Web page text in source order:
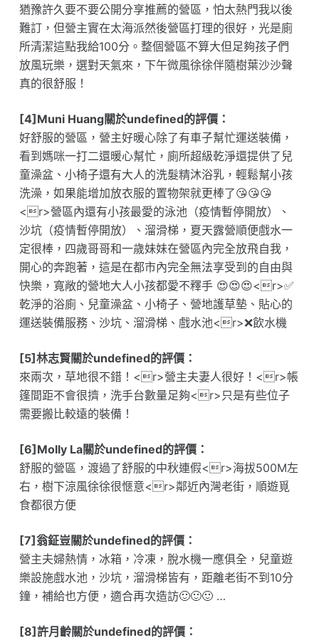
猶豫許久要不要公開分享推薦的營區，怕太熱門我以後
難訂，但營主實在太海派然後營區打理的很好，光是廁
所清潔這點我給100分。整個營區不算大但足夠孩子們
放風玩樂，選對天氣來，下午微風徐徐伴隨樹葉沙沙聲
真的很舒服！
[4]Muni Huang關於undefined的評價：
好舒服的營區，營主好暖心除了有車子幫忙運送裝備，
看到媽咪一打二還暖心幫忙，廁所超級乾淨還提供了兒
童澡盆、小椅子還有大人的洗髮精沐浴乳，輕鬆幫小孩
洗澡，如果能增加放衣服的置物架就更棒了😘😘😘
<r>營區內還有小孩最愛的泳池（疫情暫停開放）、
沙坑（疫情暫停開放）、溜滑梯，夏天露營順便戲水一
定很棒，四歲哥哥和一歲妹妹在營區內完全放飛自我，
開心的奔跑著，這是在都市內完全無法享受到的自由與
快樂，寬敞的營地大人小孩都愛不釋手 😍😍😍<r>✅
乾淨的浴廁、兒童澡盆、小椅子、營地護草墊、貼心的
運送裝備服務、沙坑、溜滑梯、戲水池<r>❌飲水機
[5]林志賢關於undefined的評價：
來兩次，草地很不錯！<r>營主夫妻人很好！<r>帳
篷間距不會很擠，洗手台數量足夠<r>只是有些位子
需要搬比較遠的裝備！
[6]Molly La關於undefined的評價：
舒服的營區，渡過了舒服的中秋連假<r>海拔500M左
右，樹下涼風徐徐很愜意<r>鄰近內灣老街，順遊覓
食都很方便
[7]翁鉦豈關於undefined的評價：
營主夫婦熱情，冰箱，冷凍，脫水機一應俱全，兒童遊
樂設施戲水池，沙坑，溜滑梯皆有，距離老街不到10分
鐘，補給也方便，適合再次造訪🙂🙂🙂 …
[8]許月齡關於undefined的評價：